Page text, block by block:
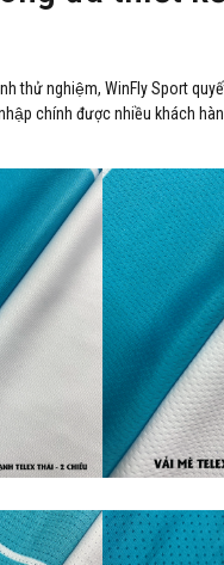
thử nghiệm, WinFly Sport
chính được nhiều khách